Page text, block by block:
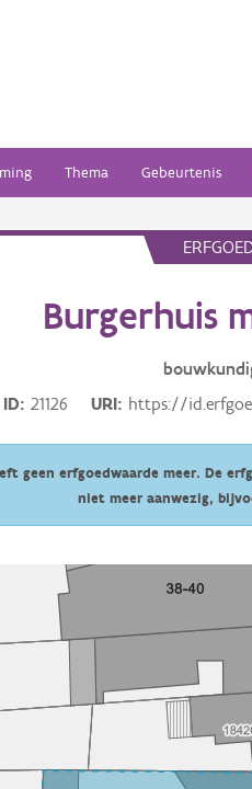
Thema Gebeurtenis
Burgerhuis
ID
21126 URI https://
geen erfgoedwaarde meer. De
niet meer aanwezig,